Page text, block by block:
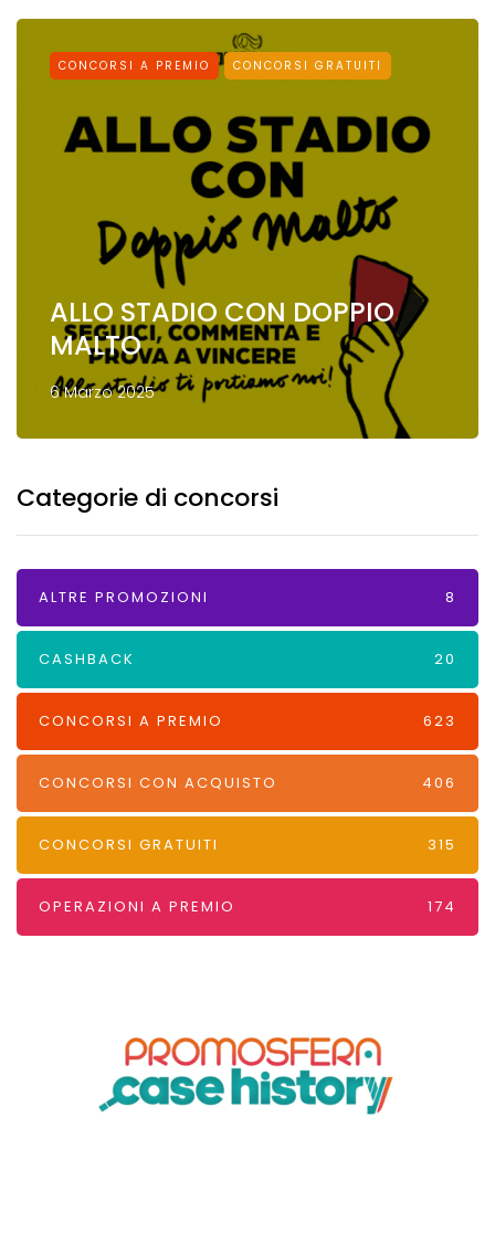
CONCORSI A PREMIO CONCORSI GRATUITI
ALLO STADIO CON DOPPIO
MALTO
6 Marzo 2025
Categorie di concorsi
ALTRE PROMOZIONI 8
CASHBACK 20
CONCORSI A PREMIO 623
CONCORSI CON ACQUISTO 406
CONCORSI GRATUITI 315
OPERAZIONI A PREMIO 174